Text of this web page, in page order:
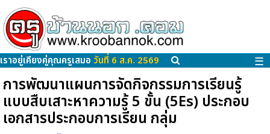
เราอยู่เคียงคู่คุณครูเสมอ วันที่ 6 ส.ค. 2569 ☰
การพัฒนาแผนการจัดกิจกรรมการเรียนรู้
แบบสืบเสาะหาความรู้ 5 ขั้น (5Es) ประกอบ
เอกสารประกอบการเรียน กลุ่ม